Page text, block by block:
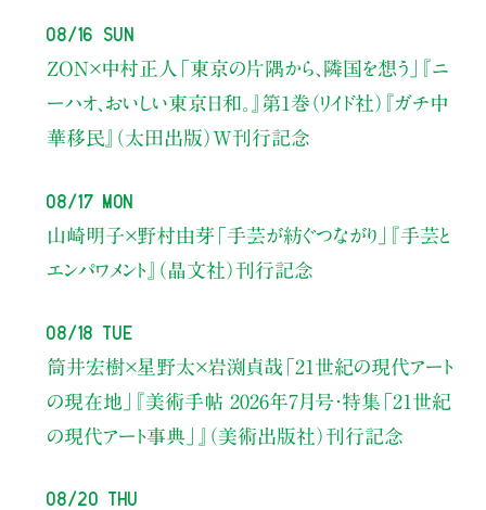
08/16 Sun
ZON×中村正人 「東京の片隅から、隣国を想う」
『ニ
ーハオ、おいしい東京日和。』第1巻（リイド社） 『ガチ中
華移民』（太田出版）W刊行記念
08/17 Mon
山崎明子×野村由芽 「手芸が紡ぐつながり」
『手芸と
エンパワメント』（晶文社）刊行記念
08/18 Tue
筒井宏樹×星野太×岩渕貞哉 「21世紀の現代アート
の現在地」
『美術手帖 2026年7月号・特集「21世紀
の現代アート事典」』（美術出版社）刊行記念
08/20 Thu